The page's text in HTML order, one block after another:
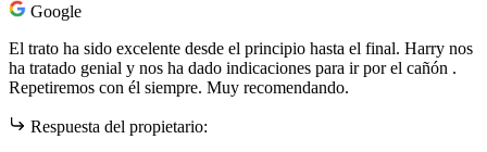
Google
El trato ha sido excelente desde el principio hasta el final. Harry nos
ha tratado genial y nos ha dado indicaciones para ir por el cañón .
Repetiremos con él siempre. Muy recomendando.
Respuesta del propietario: